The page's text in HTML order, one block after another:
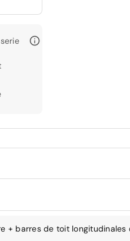
+ barres de toit longitudinales